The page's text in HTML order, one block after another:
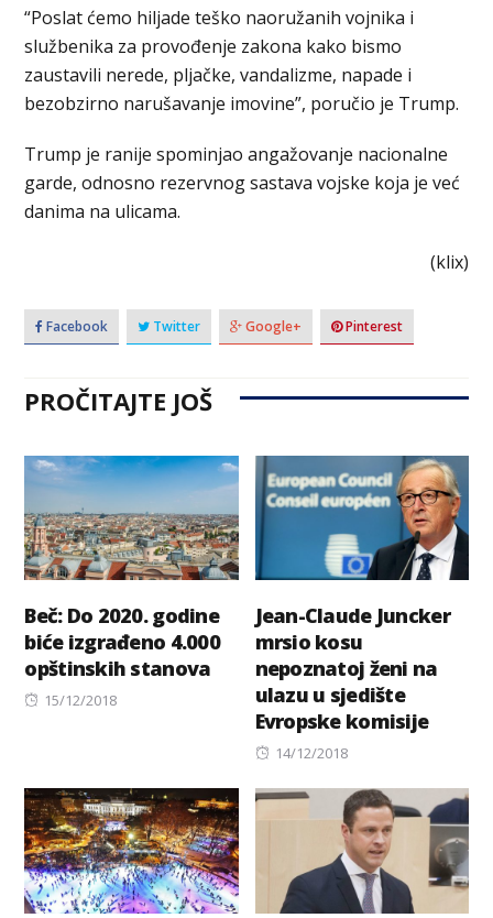
“Poslat ćemo hiljade teško naoružanih vojnika i
službenika za provođenje zakona kako bismo
zaustavili nerede, pljačke, vandalizme, napade i
bezobzirno narušavanje imovine”, poručio je Trump.
Trump je ranije spominjao angažovanje nacionalne
garde, odnosno rezervnog sastava vojske koja je već
danima na ulicama.
(klix)
Facebook Twitter Google+ Pinterest
PROČITAJTE JOŠ
Beč: Do 2020. godine
biće izgrađeno 4.000
opštinskih stanova
Posted
15/12/2018
Jean-Claude Juncker
mrsio kosu
nepoznatoj ženi na
ulazu u sjedište
Evropske komisije
Posted
14/12/2018